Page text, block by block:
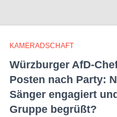
KAMERADSCHAFT
Würzburger AfD-
Posten nach Party:
Sänger engagiert
Gruppe begrüßt?